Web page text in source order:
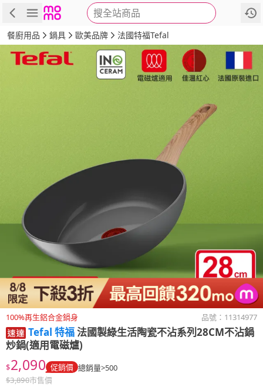
搜全站商品
商品 評價 詳情
餐廚用品 鍋具 歐美品牌 法國特福Tefal
100%再生鋁合金鍋身 品號： 11314977
Tefal 特福法國製綠生活陶瓷不沾系列28CM不沾鍋
炒鍋(適用電磁爐)
$2,090 促銷價 總銷量>500
$3,890市售價